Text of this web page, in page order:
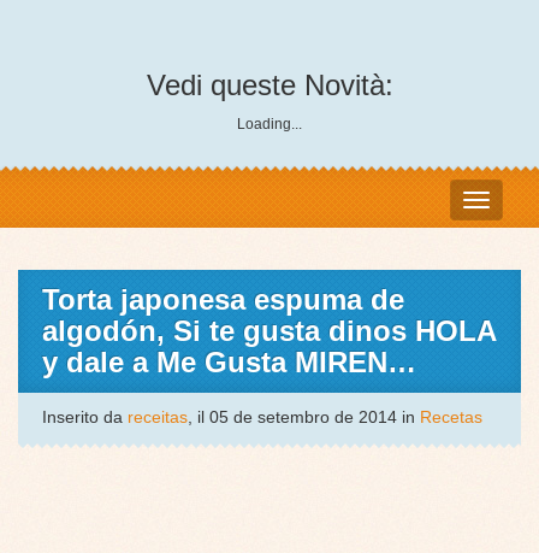
Vedi queste Novità:
Loading...
Torta japonesa espuma de
algodón, Si te gusta dinos HOLA
y dale a Me Gusta MIREN…
Inserito da receitas, il 05 de setembro de 2014 in Recetas